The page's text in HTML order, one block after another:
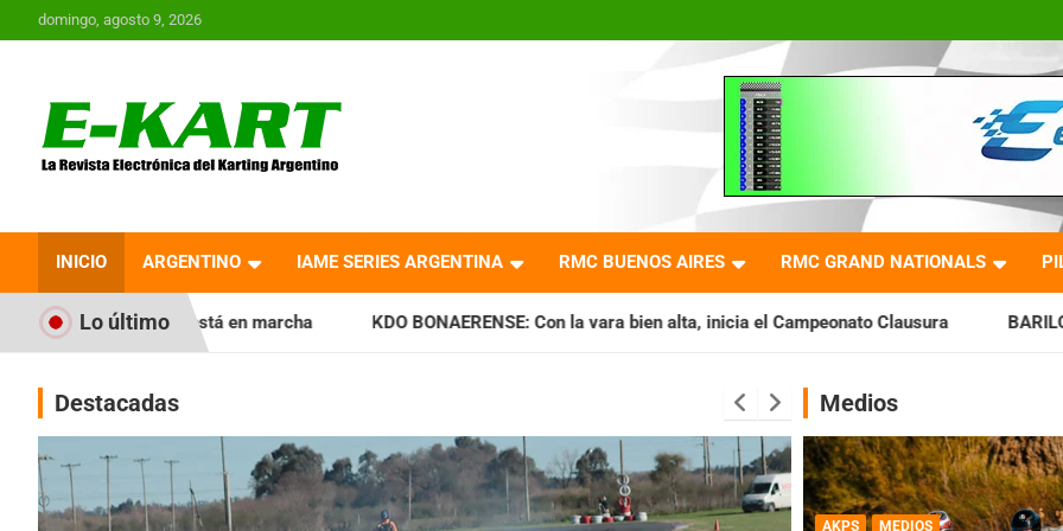
Saltar
al
domingo, agosto 9, 2026
Revista Electrónica del
Karting en Argentina
INICIO ARGENTINO IAME SERIES ARGENTINA RMC BUENOS AIRES RMC GRAND NATIONALS
Lo último
en marcha KDO BONAERENSE: Con la vara bien alta, inicia el Campeonato Clausura BARILOCHENSE: Preparan
Destacadas Medios
AKPS MEDIOS